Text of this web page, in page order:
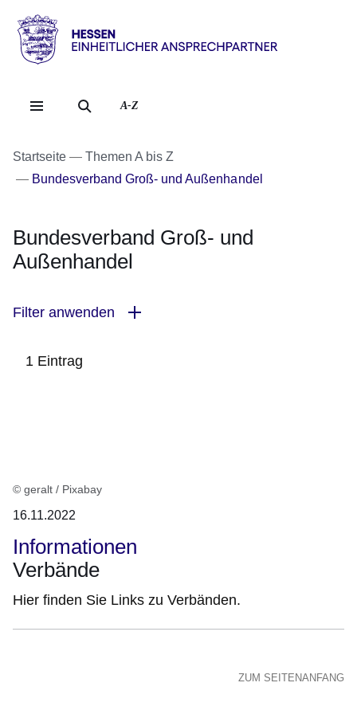
Direkt zum Kopf der
Direkt zum Inhalt
Direkt zum Fuß der
Hessen
Einheitlicher
Ansprechpartner
A-Z
Startseite
Themen A bis Z
Bundesverband Groß- und Außenhandel
Bundesverband Groß- und
Außenhandel
Filter anwenden
1 Eintrag
© geralt / Pixabay
16.11.2022
Informationen
Verbände
Hier finden Sie Links zu Verbänden.
ZUM SEITENANFANG